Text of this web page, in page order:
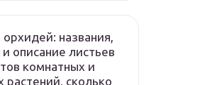
названия,
описание листьев
комнатных и
растений, сколько